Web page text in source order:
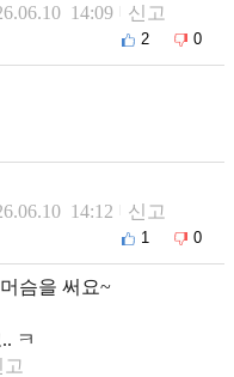
14:09 신고
2 0
14:12 신고
1 0
슴을 써요~
ㅋ
고